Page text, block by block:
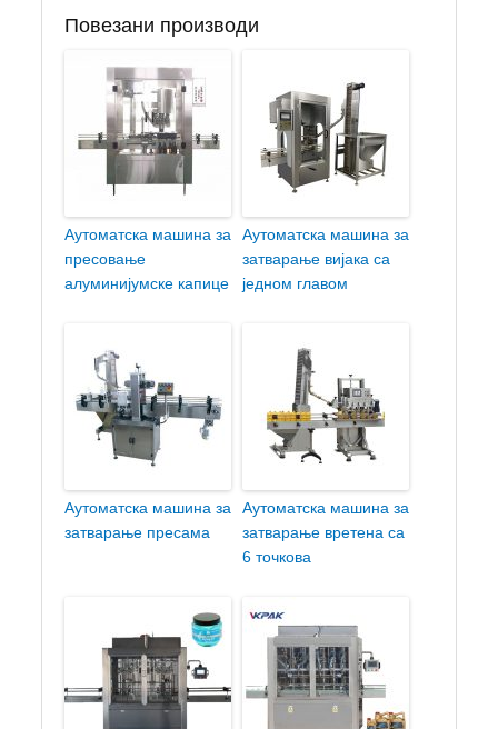
Повезани производи
Аутоматска машина за
пресовање
алуминијумске капице
Аутоматска машина за
затварање вијака са
једном главом
Аутоматска машина за
затварање пресама
Аутоматска машина за
затварање вретена са
6 точкова